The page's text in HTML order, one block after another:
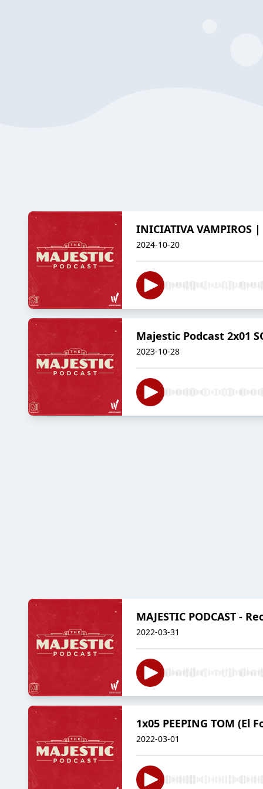
INICIATIVA VAMPIROS
2024-10-20
Majestic Podcast 2x01
2023-10-28
MAJESTIC PODCAST -
2022-03-31
1x05 PEEPING TOM (El
2022-03-01